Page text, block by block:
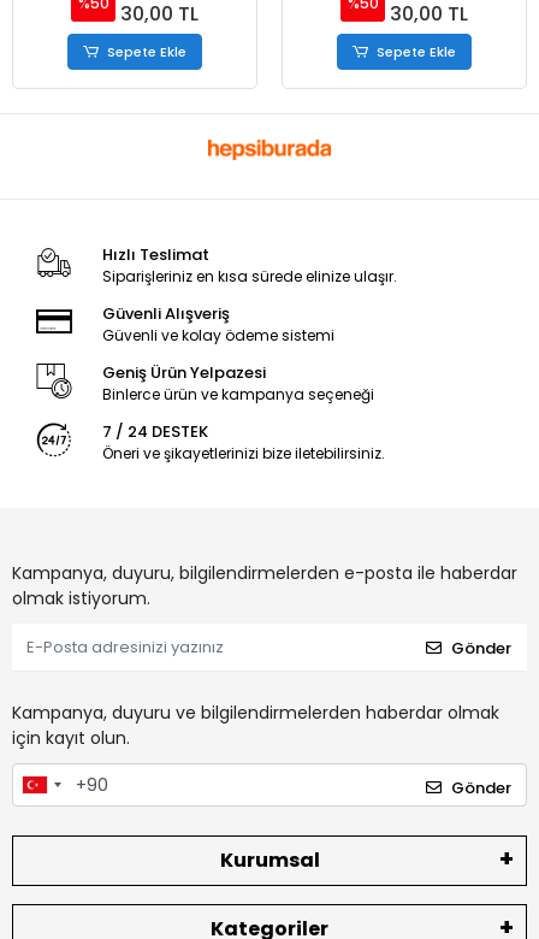
30,00 TL
Sepete Ekle
30,00 TL
Sepete Ekle
Hızlı Teslimat
Siparişleriniz en kısa sürede elinize ulaşır.
Güvenli Alışveriş
Güvenli ve kolay ödeme sistemi
Geniş Ürün Yelpazesi
Binlerce ürün ve kampanya seçeneği
7 / 24 DESTEK
Öneri ve şikayetlerinizi bize iletebilirsiniz.
Kampanya, duyuru, bilgilendirmelerden e-posta ile haberdar
olmak istiyorum.
Gönder
Kampanya, duyuru ve bilgilendirmelerden haberdar olmak
için kayıt olun.
Gönder
Kurumsal
Kategoriler